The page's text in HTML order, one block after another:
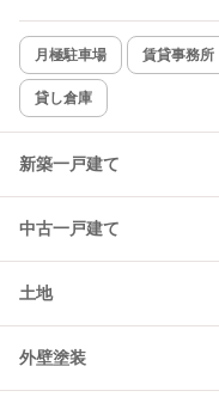
新着のみ
該当件数:
2件
月極駐車場 賃貸事務所
貸し倉庫
新築一戸建て
中古一戸建て
土地
外壁塗装